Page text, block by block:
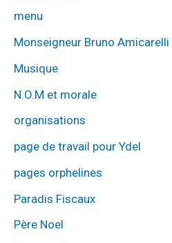
menu
Monseigneur Bruno Amicarelli
Musique
N.O.M et morale
organisations
page de travail pour Ydel
pages orphelines
Paradis Fiscaux
Père Noel